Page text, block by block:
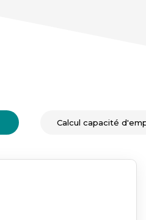
Calcul capacité